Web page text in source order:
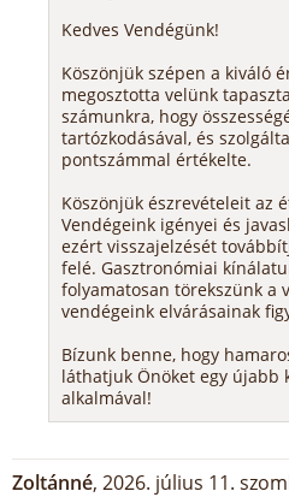
Kedves Vendégünk!
Köszönjük szépen a kiváló
megosztotta velünk
számunkra, hogy
tartózkodásával, és
pontszámmal értékelte.
Köszönjük észrevételeit az
Vendégeink igényei és
ezért visszajelzését
felé. Gasztronómiai
folyamatosan törekszünk a
vendégeink elvárásainak
Bízunk benne, hogy
láthatjuk Önöket egy újabb
alkalmával!
Zoltánné, 2026. július 11.